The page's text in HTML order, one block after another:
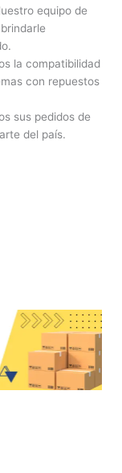
equipo de
la compatibilidad
con repuestos
sus pedidos de
del país.